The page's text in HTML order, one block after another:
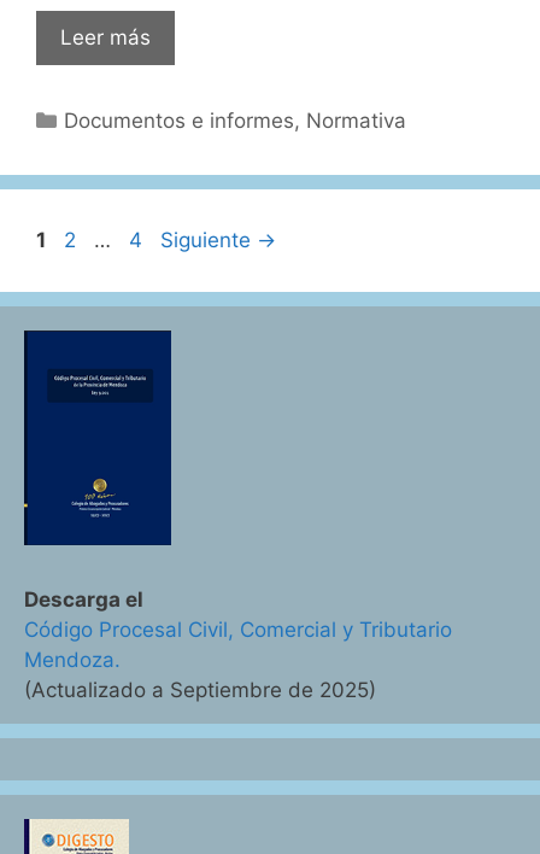
Leer más
de
para
y
de
Corte
Interamericana
de
Derechos
Categorías
Documentos e informes, Normativa
Página
1 Página
2 … Página
4 Siguiente →
Descarga el
Código Procesal Civil, Comercial y Tributario
Mendoza.
(Actualizado a Septiembre de 2025)